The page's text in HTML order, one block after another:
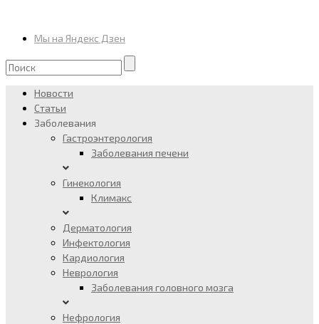
Мы на Яндекс Дзен
Новости
Статьи
Заболевания
Гастроэнтерология
Заболевания печени
Гинекология
Климакс
Дерматология
Инфектология
Кардиология
Неврология
Заболевания головного мозга
Нефрология